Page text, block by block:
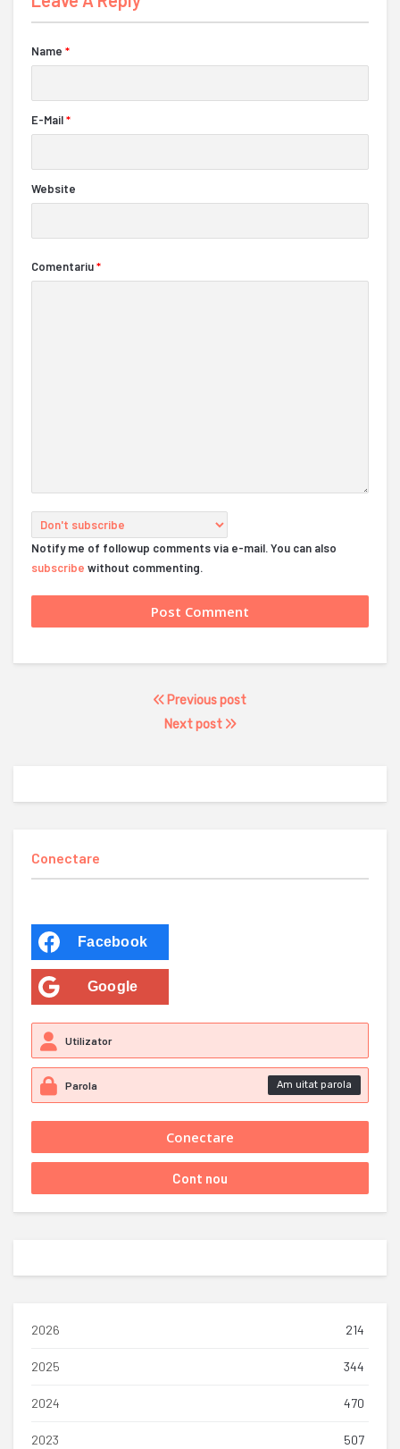
Name *
E-Mail*
Website
Comentariu*
Notify me of followup comments via e-mail. You can also
subscribe without commenting.
Previous post
Next post
Conectare
Facebook
Google
Am uitat parola
2026 214
2025 344
2024 470
2023 507